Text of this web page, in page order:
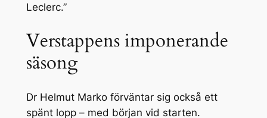
Leclerc.”
Verstappens imponerande
säsong
Dr Helmut Marko förväntar sig också ett
spänt lopp – med början vid starten.